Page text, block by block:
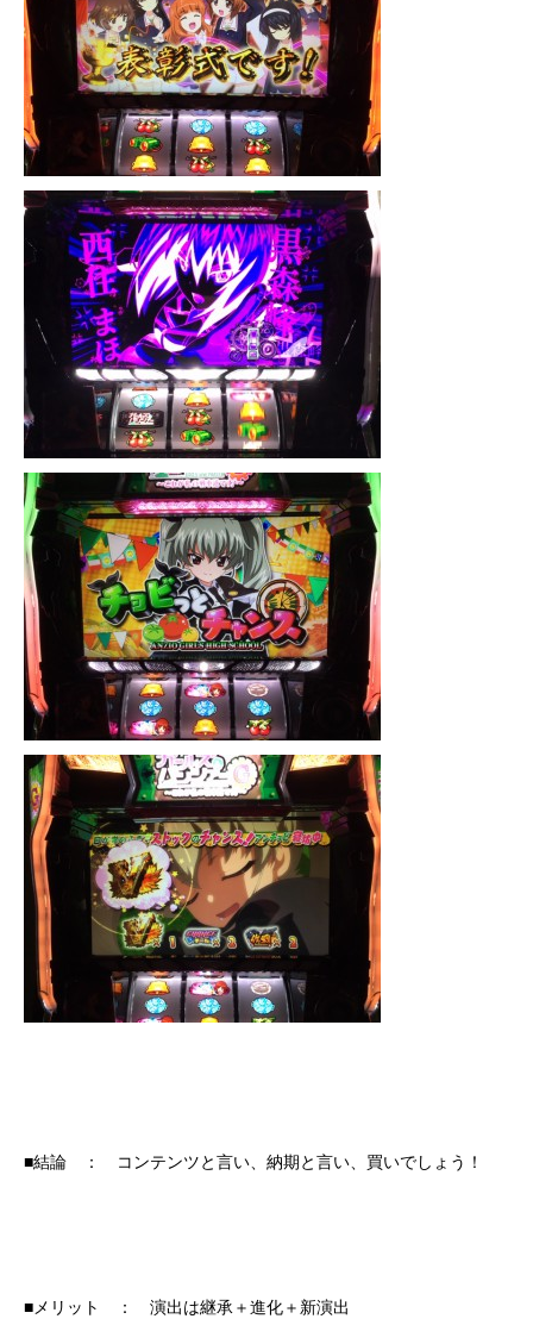
■結論 ： コンテンツと言い、納期と言い、買いでしょう！
■メリット ： 演出は継承＋進化＋新演出